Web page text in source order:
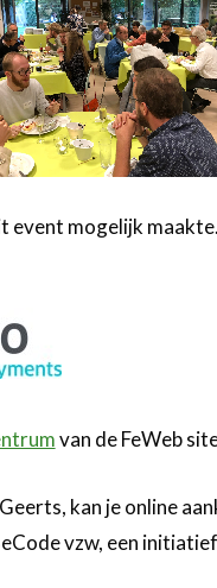
event mogelijk maakte.
van de FeWeb
kan je online
vzw, een